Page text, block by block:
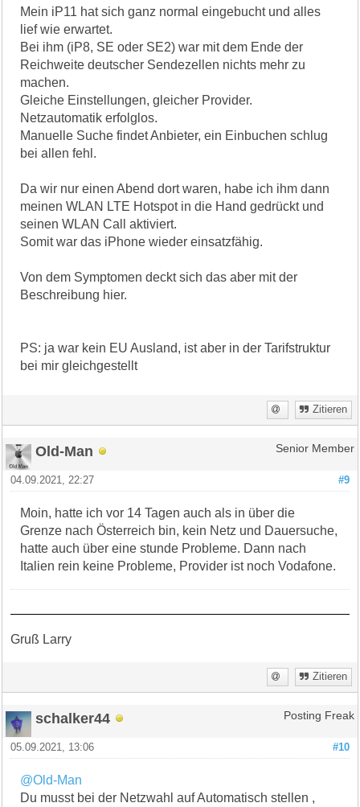
Mein iP11 hat sich ganz normal eingebucht und alles
lief wie erwartet.
Bei ihm (iP8, SE oder SE2) war mit dem Ende der
Reichweite deutscher Sendezellen nichts mehr zu
machen.
Gleiche Einstellungen, gleicher Provider.
Netzautomatik erfolglos.
Manuelle Suche findet Anbieter, ein Einbuchen schlug
bei allen fehl.
Da wir nur einen Abend dort waren, habe ich ihm dann
meinen WLAN LTE Hotspot in die Hand gedrückt und
seinen WLAN Call aktiviert.
Somit war das iPhone wieder einsatzfähig.
Von dem Symptomen deckt sich das aber mit der
Beschreibung hier.
PS: ja war kein EU Ausland, ist aber in der Tarifstruktur
bei mir gleichgestellt
Zitieren
Old-Man Senior Member
#9
04.09.2021, 22:27
Moin, hatte ich vor 14 Tagen auch als in über die
Grenze nach Österreich bin, kein Netz und Dauersuche,
hatte auch über eine stunde Probleme. Dann nach
Italien rein keine Probleme, Provider ist noch Vodafone.
Gruß Larry
Zitieren
schalker44 Posting Freak
#10
05.09.2021, 13:06
@Old-Man
Du musst bei der Netzwahl auf Automatisch stellen ,